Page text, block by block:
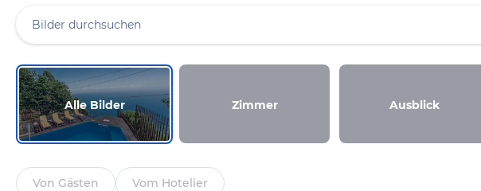
Alle Bilder Zimmer Ausblick
Von Gästen Vom Hotelier